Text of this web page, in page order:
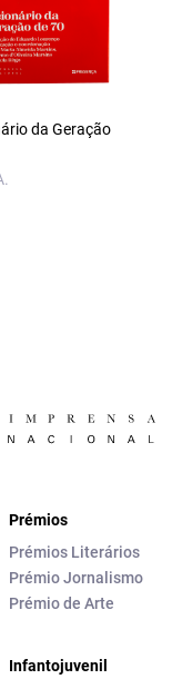
da Geração
Prémios
Prémios Literários
Prémio Jornalismo
Prémio de Arte
Infantojuvenil